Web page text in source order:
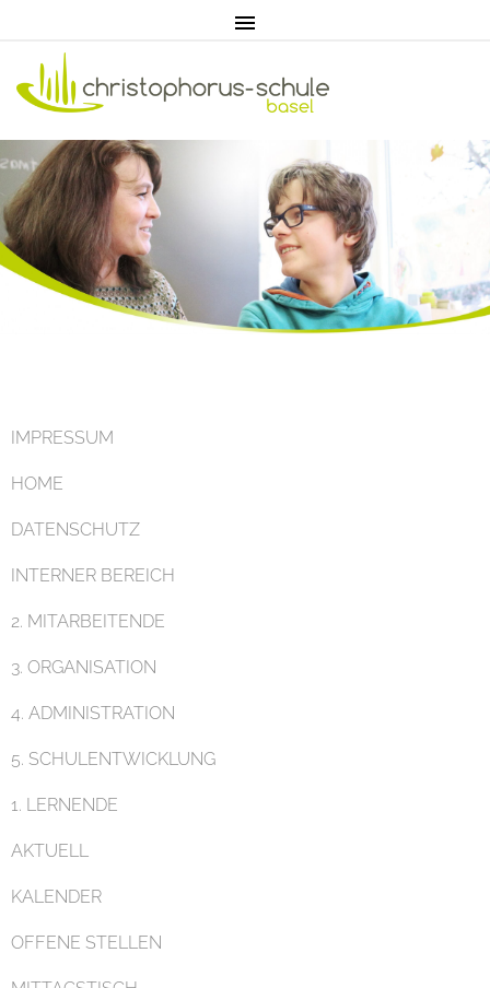
Home
IMPRESSUM
HOME
DATENSCHUTZ
INTERNER BEREICH
2. MITARBEITENDE
3. ORGANISATION
4. ADMINISTRATION
5. SCHULENTWICKLUNG
1. LERNENDE
AKTUELL
KALENDER
OFFENE STELLEN